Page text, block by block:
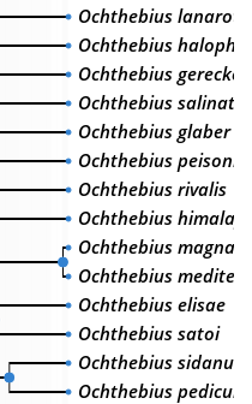
Ochthebius
Ochthebius
Ochthebius gereckei
Ochthebius
Ochthebius glaber
Ochthebius peisonis
Ochthebius rivalis
Ochthebius
Ochthebius
Ochthebius
Ochthebius elisae
Ochthebius satoi
Ochthebius sidanus
Ochthebius